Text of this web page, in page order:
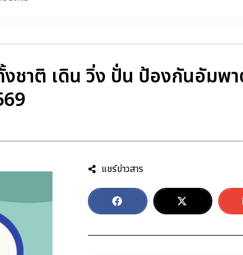
งชาติ เดิน วิ่ง ปั่น ป้องกันอัมพ
แชร์ข่าวสาร